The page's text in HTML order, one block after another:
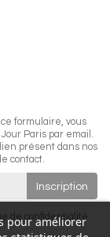
pour améliorer
formulaire, vous
Paris par email.
présent dans nos
contact.
de confidentialité.